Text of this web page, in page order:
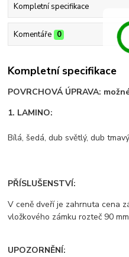
Kompletní specifikace
Komentáře 0
Kompletní specifikace
POVRCHOVÁ ÚPRAVA:
1. LAMINO:
Bílá, šedá, dub světlý, dub
PŘÍSLUŠENSTVÍ:
V ceně dveří je zahrnuta cena
vložkového zámku rozteč 90
UPOZORNĚNÍ: